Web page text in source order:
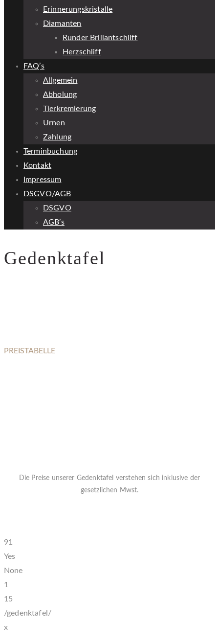
Erinnerungskristalle
Diamanten
Runder Brillantschliff
Herzschliff
FAQ’s
Allgemein
Abholung
Tierkremierung
Urnen
Zahlung
Terminbuchung
Kontakt
Impressum
DSGVO/AGB
DSGVO
AGB’s
Gedenktafel
PREISTABELLE
Die Preise unserer Gedenktafel verstehen sich inklusive der
gesetzlichen Mwst.
91
Yes
None
1
15
/gedenktafel/
x